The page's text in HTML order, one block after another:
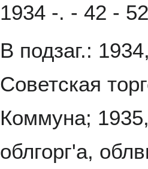
1934 -. - 42 -
В подзаг.:
Советская
Коммуна;
облгорг'а,